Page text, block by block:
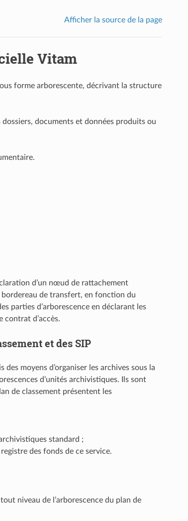
Afficher la source de la page
Vitam
forme arborescente, décrivant la structure
documents et données produits ou
d’un nœud de rattachement
bordereau de transfert, en fonction du
parties d’arborescence en déclarant les
d’accès.
et des SIP
moyens d’organiser les archives sous la
d’unités archivistiques. Ils sont
de classement présentent les
standard ;
des fonds de ce service.
niveau de l’arborescence du plan de